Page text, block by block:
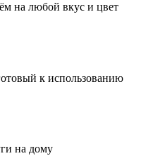
на любой вкус и цвет
к использованию
на дому